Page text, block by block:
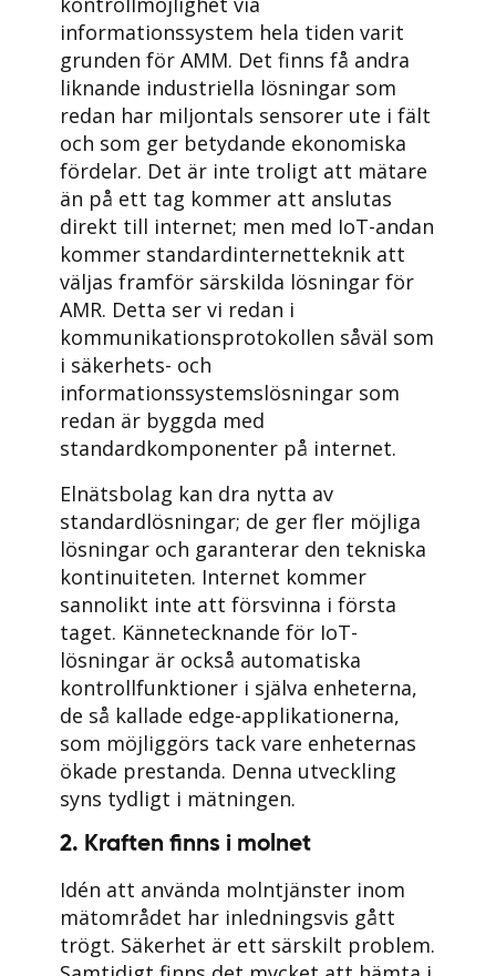
informationssystem hela tiden varit
grunden för AMM. Det finns få andra
liknande industriella lösningar som
redan har miljontals sensorer ute i fält
och som ger betydande ekonomiska
fördelar. Det är inte troligt att mätare
än på ett tag kommer att anslutas
direkt till internet; men med IoT-andan
kommer standardinternetteknik att
väljas framför särskilda lösningar för
AMR. Detta ser vi redan i
kommunikationsprotokollen såväl som
i säkerhets- och
informationssystemslösningar som
redan är byggda med
standardkomponenter på internet.
Elnätsbolag kan dra nytta av
standardlösningar; de ger fler möjliga
lösningar och garanterar den tekniska
kontinuiteten. Internet kommer
sannolikt inte att försvinna i första
taget. Kännetecknande för IoT-
lösningar är också automatiska
kontrollfunktioner i själva enheterna,
de så kallade edge-applikationerna,
som möjliggörs tack vare enheternas
ökade prestanda. Denna utveckling
syns tydligt i mätningen.
2. Kraften finns i molnet
Idén att använda molntjänster inom
mätområdet har inledningsvis gått
trögt. Säkerhet är ett särskilt problem.